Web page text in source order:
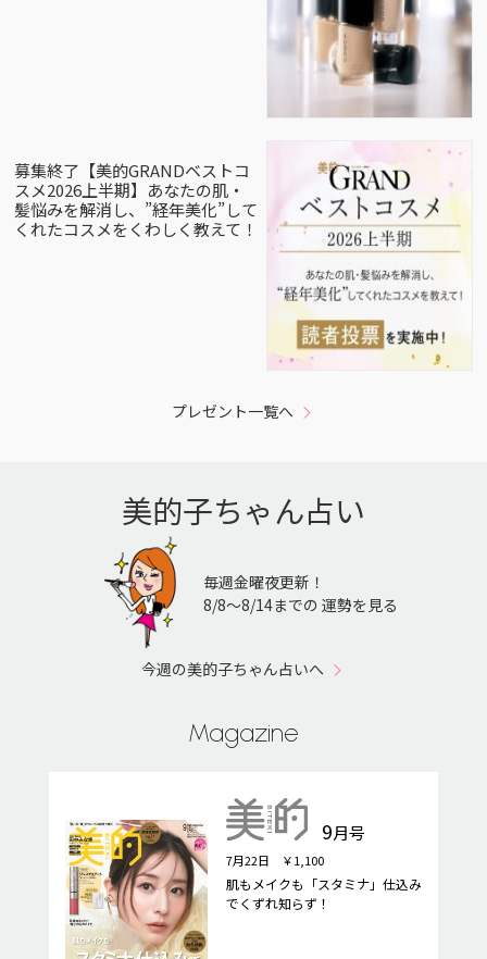
募集終了【美的GRANDベストコ
スメ2026上半期】あなたの肌・
髪悩みを解消し、”経年美化”して
くれたコスメをくわしく教えて！
プレゼント一覧へ
美的子ちゃん占い
毎週金曜夜更新！
8/8〜8/14までの 運勢を見る
今週の美的子ちゃん占いへ
Magazine
9月号
7月22日 ￥1,100
肌もメイクも「スタミナ」仕込み
でくずれ知らず！